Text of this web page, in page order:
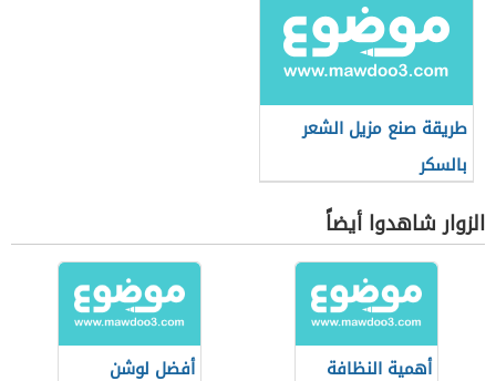
طريقة صنع مزيل الشعر
بالسكر
الزوار شاهدوا أيضاً
أهمية النظافة
أفضل لوشن